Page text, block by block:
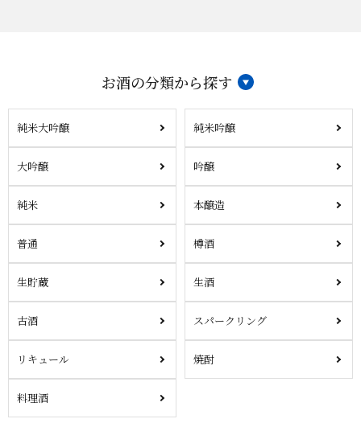
お酒の分類から探す
純米大吟醸 純米吟醸
大吟醸 吟醸
純米 本醸造
普通 樽酒
生貯蔵 生酒
古酒 スパークリング
リキュール 焼酎
料理酒